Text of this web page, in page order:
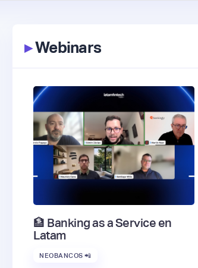
▸Webinars
🏦 Banking as a Service en
Latam
NEOBANCOS 📲